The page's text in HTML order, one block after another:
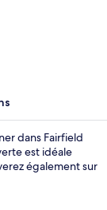
dans Fairfield
est idéale
également sur